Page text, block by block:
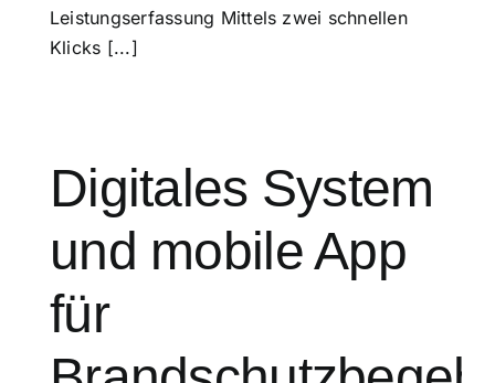
Leistungserfassung Mittels zwei schnellen
Klicks [...]
Digitales System
und mobile App
für